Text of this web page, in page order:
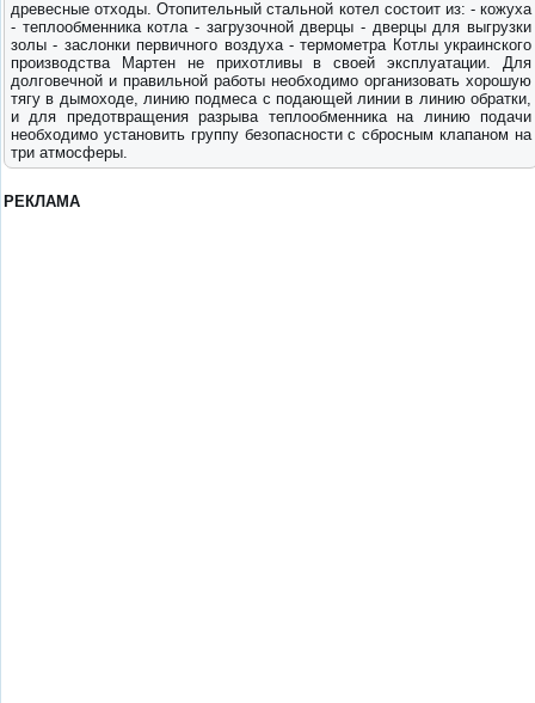
древесные отходы. Отопительный стальной котел состоит из: - кожуха
- теплообменника котла - загрузочной дверцы - дверцы для выгрузки
золы - заслонки первичного воздуха - термометра Котлы украинского
производства Мартен не прихотливы в своей эксплуатации. Для
долговечной и правильной работы необходимо организовать хорошую
тягу в дымоходе, линию подмеса с подающей линии в линию обратки,
и для предотвращения разрыва теплообменника на линию подачи
необходимо установить группу безопасности с сбросным клапаном на
три атмосферы.
РЕКЛАМА